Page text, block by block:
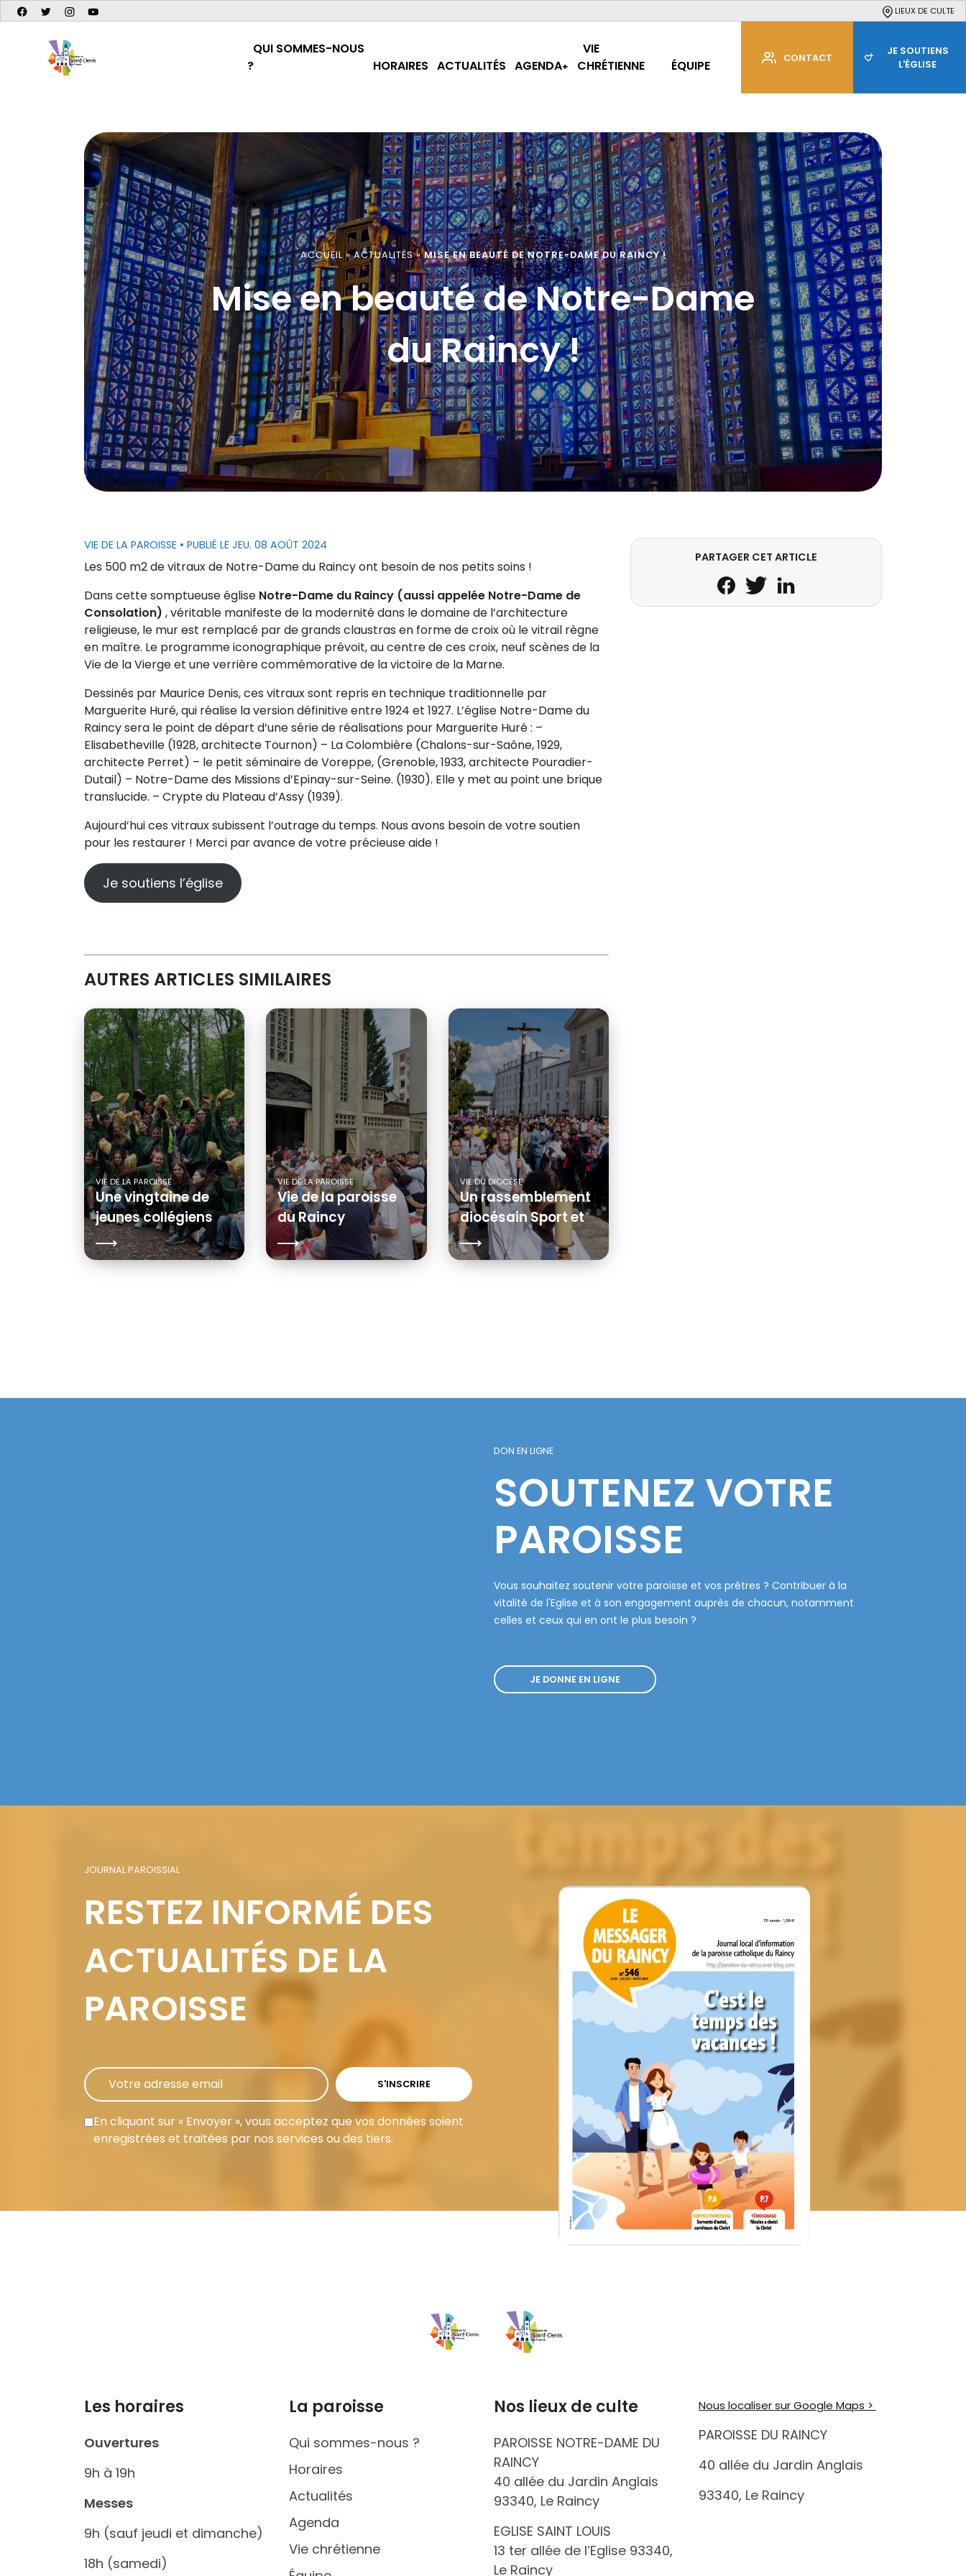
LIEUX DE CULTE
QUI SOMMES-NOUS
?
HORAIRES ACTUALITÉS AGENDA
VIE
CHRÉTIENNE
ÉQUIPE CONTACT
JE SOUTIENS
L'ÉGLISE
ACCUEIL»ACTUALITÉS»MISE EN BEAUTÉ DE NOTRE-DAME DU RAINCY !
Mise en beauté de Notre-Dame
du Raincy !
VIE DE LA PAROISSE • PUBLIÉ LE JEU. 08 AOÛT 2024
Les 500 m2 de vitraux de Notre-Dame du Raincy ont besoin de nos petits soins !
Dans cette somptueuse église Notre-Dame du Raincy (aussi appelée Notre-Dame de
Consolation) , véritable manifeste de la modernité dans le domaine de l’architecture
religieuse, le mur est remplacé par de grands claustras en forme de croix où le vitrail règne
en maître. Le programme iconographique prévoit, au centre de ces croix, neuf scènes de la
Vie de la Vierge et une verrière commémorative de la victoire de la Marne.
Dessinés par Maurice Denis, ces vitraux sont repris en technique traditionnelle par
Marguerite Huré, qui réalise la version définitive entre 1924 et 1927. L’église Notre-Dame du
Raincy sera le point de départ d’une série de réalisations pour Marguerite Huré : –
Elisabetheville (1928, architecte Tournon) – La Colombière (Chalons-sur-Saône, 1929,
architecte Perret) – le petit séminaire de Voreppe, (Grenoble, 1933, architecte Pouradier-
Dutail) – Notre-Dame des Missions d’Epinay-sur-Seine. (1930). Elle y met au point une brique
translucide. – Crypte du Plateau d’Assy (1939).
Aujourd’hui ces vitraux subissent l’outrage du temps. Nous avons besoin de votre soutien
pour les restaurer ! Merci par avance de votre précieuse aide !
Je soutiens l’église
AUTRES ARTICLES SIMILAIRES
VIE DE LA PAROISSE
Une vingtaine de
jeunes collégiens
du Raincy au FRAT
de Jambville !
VIE DE LA PAROISSE
Vie de la paroisse
du Raincy
VIE DU DIOCÈSE
Un rassemblement
diocésain Sport et
Foi solaire et festif
PARTAGER CET ARTICLE
DON EN LIGNE
SOUTENEZ VOTRE
PAROISSE
Vous souhaitez soutenir votre paroisse et vos prêtres ? Contribuer à la
vitalité de l'Eglise et à son engagement auprès de chacun, notamment
celles et ceux qui en ont le plus besoin ?
JE DONNE EN LIGNE
JOURNAL PAROISSIAL
RESTEZ INFORMÉ DES
ACTUALITÉS DE LA
PAROISSE
S'INSCRIRE
En cliquant sur « Envoyer », vous acceptez que vos données soient
enregistrées et traitées par nos services ou des tiers.
Les horaires
Ouvertures
9h à 19h
Messes
9h (sauf jeudi et dimanche)
18h (samedi)
La paroisse
Qui sommes-nous ?
Horaires
Actualités
Agenda
Vie chrétienne
Nos lieux de culte
PAROISSE NOTRE-DAME DU
RAINCY
40 allée du Jardin Anglais
93340, Le Raincy
EGLISE SAINT LOUIS
13 ter allée de l’Eglise 93340,
Le Raincy
Nous localiser sur Google Maps >
PAROISSE DU RAINCY
40 allée du Jardin Anglais
93340, Le Raincy